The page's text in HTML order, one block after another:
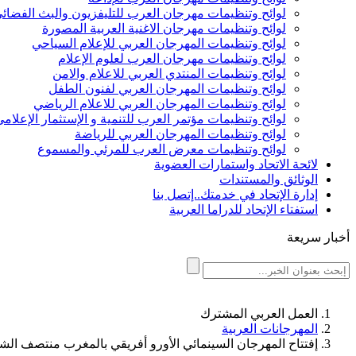
لوائح وتنظيمات مهرجان العرب للتليفزيون والبث
لوائح وتنظيمات مهرجان الاغنية العربية المصورة
لوائح وتنظيمات المهرجان العربي للإعلام السياحي
لوائح وتنظيمات مهرجان العرب لعلوم الإعلام
لوائح وتنظيمات المنتدي العربي للاعلام والامن
لوائح وتنظيمات المهرجان العربي لفنون الطفل
لوائح وتنظيمات المهرجان العربي للاعلام الرياضي
لوائح وتنظيمات مؤتمر العرب للتنمية و الإستثمار
لوائح وتنظيمات المهرجان العربي للرياضة
لوائح وتنظيمات معرض العرب للمرئي والمسموع
لائحة الاتحاد واستمارات العضوية
الوثائق والمستندات
إدارة الإتحاد في خدمتك..إتصل بنا
استفتاء الإتحاد للدراما العربية
أخبار سريعة
العمل العربي المشترك
المهرجانات العربية
إفتتاح المهرجان السينمائي الأورو أفريقي بالمغرب منتصف